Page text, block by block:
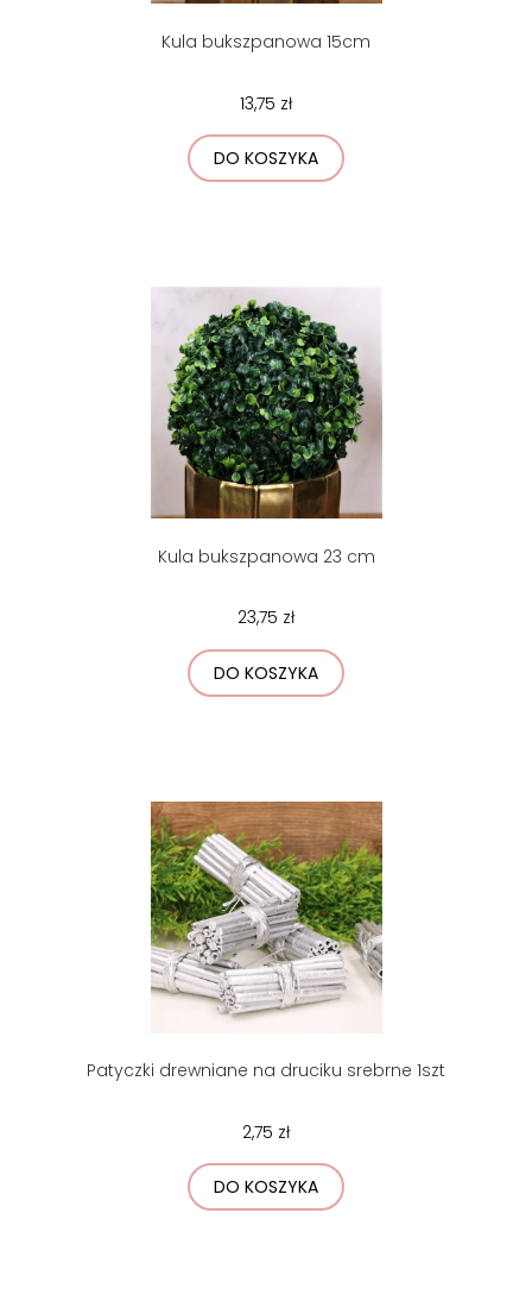
Kula bukszpanowa 15cm
13,75 zł
DO KOSZYKA
Kula bukszpanowa 23 cm
23,75 zł
DO KOSZYKA
Patyczki drewniane na druciku srebrne 1szt
2,75 zł
DO KOSZYKA